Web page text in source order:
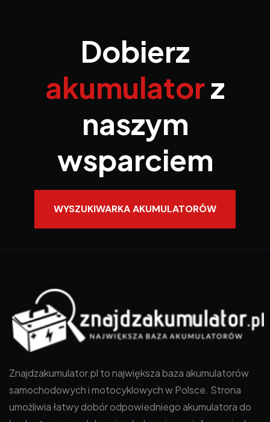
Dobierz
akumulatorz
naszym
wsparciem
WYSZUKIWARKA AKUMULATORÓW
Znajdzakumulator.pl to największa baza akumulatorów
samochodowych i motocyklowych w Polsce. Strona
umożliwia łatwy dobór odpowiedniego akumulatora do